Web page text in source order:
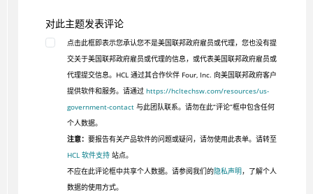
对此主题发表评论
点击此框即表示您承认您不是美国联邦政府雇员或代理，您也没有提
交关于美国联邦政府雇员或代理的信息，或代表美国联邦政府雇员或
代理提交信息。HCL 通过其合作伙伴 Four, Inc. 向美国联邦政府客户
提供软件和服务。请通过 https://hcltechsw.com/resources/us-
government-contact与此团队联系。请勿在此“评论”框中包含任何
个人数据。
注意： 要报告有关产品软件的问题或疑问，请勿使用此表单。请转至
HCL 软件支持站点。
不应在此评论框中共享个人数据。请参阅我们的隐私声明，了解个人
数据的使用方式。